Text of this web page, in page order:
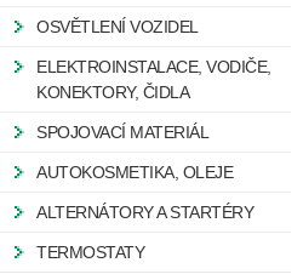
OSVĚTLENÍ VOZIDEL
ELEKTROINSTALACE, VODIČE,
KONEKTORY, ČIDLA
SPOJOVACÍ MATERIÁL
AUTOKOSMETIKA, OLEJE
ALTERNÁTORY A STARTÉRY
TERMOSTATY